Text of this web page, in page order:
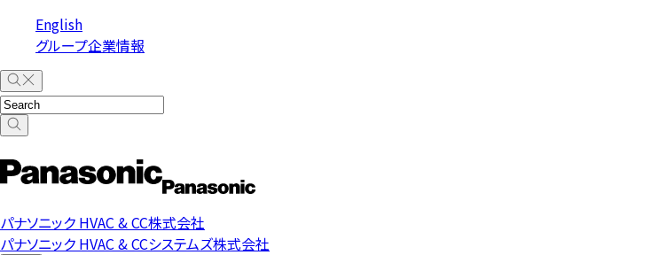
English
グループ企業情報
パナソニック HVAC & CC株式会社
パナソニック HVAC & CCシステムズ株式会社